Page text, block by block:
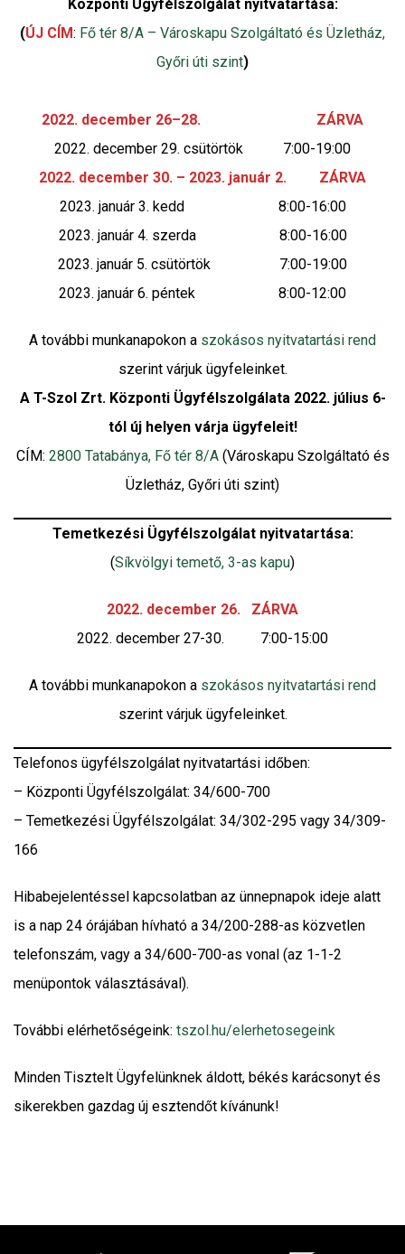
Központi Ügyfélszolgálat nyitvatartása:
(ÚJ CÍM: Fő tér 8/A – Városkapu Szolgáltató és Üzletház,
Győri úti szint)
2022. december 26–28. ZÁRVA
2022. december 29. csütörtök 7:00-19:00
2022. december 30. – 2023. január 2. ZÁRVA
2023. január 3. kedd 8:00-16:00
2023. január 4. szerda 8:00-16:00
2023. január 5. csütörtök 7:00-19:00
2023. január 6. péntek 8:00-12:00
A további munkanapokon a szokásos nyitvatartási rend
szerint várjuk ügyfeleinket.
A T-Szol Zrt. Központi Ügyfélszolgálata 2022. július 6-
tól új helyen várja ügyfeleit!
CÍM: 2800 Tatabánya, Fő tér 8/A(Városkapu Szolgáltató és
Üzletház, Győri úti szint)
Temetkezési Ügyfélszolgálat nyitvatartása:
(Síkvölgyi temető, 3-as kapu)
2022. december 26. ZÁRVA
2022. december 27-30. 7:00-15:00
A további munkanapokon a szokásos nyitvatartási rend
szerint várjuk ügyfeleinket.
Telefonos ügyfélszolgálat nyitvatartási időben:
– Központi Ügyfélszolgálat: 34/600-700
– Temetkezési Ügyfélszolgálat: 34/302-295 vagy 34/309-
166
Hibabejelentéssel kapcsolatban az ünnepnapok ideje alatt
is a nap 24 órájában hívható a 34/200-288-as közvetlen
telefonszám, vagy a 34/600-700-as vonal (az 1-1-2
menüpontok választásával).
További elérhetőségeink: tszol.hu/elerhetosegeink
Minden Tisztelt Ügyfelünknek áldott, békés karácsonyt és
sikerekben gazdag új esztendőt kívánunk!